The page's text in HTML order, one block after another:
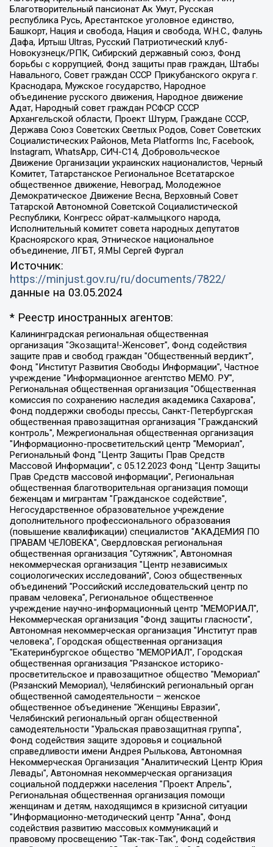
Благотворительный пансионат Ак Умут, Русская
республика Русь, Арестантское уголовное единство,
Башкорт, Нация и свобода, Нация и свобода, W.H.С., Фалунь
Дафа, Иртыш Ultras, Русский Патриотический клуб-
Новокузнецк/РПК, Сибирский державный союз, Фонд
борьбы с коррупцией, Фонд защиты прав граждан, Штабы
Навального, Совет граждан СССР Прикубанского округа г.
Краснодара, Мужское государство, Народное
объединение русского движения, Народное движение
Адат, Народный совет граждан РСФСР СССР
Архангельской области, Проект Штурм, Граждане СССР,
Держава Союз Советских Светлых Родов, Совет Советских
Социалистических Районов, Meta Platforms Inc, Facebook,
Instagram, WhatsApp, СИЧ-С14, Добровольческое
Движение Организации украинских националистов, Черный
Комитет, Татарстанское Региональное Всетатарское
общественное движение, Невоград, Молодежное
Демократическое Движение Весна, Верховный Совет
Татарской Автономной Советской Социалистической
Республики, Конгресс ойрат-калмыцкого народа,
Исполнительный комитет совета народных депутатов
Красноярского края, Этническое национальное
объединение, ЛГБТ, Я.МЫ Сергей Фургал
Источник:
https://minjust.gov.ru/ru/documents/7822/
данные на 03.05.2024
* Реестр иностранных агентов:
Калининградская региональная общественная организация "Экозащита!-Женсовет", Фонд содействия защите прав и свобод граждан "Общественный вердикт", Фонд "Институт Развития Свободы Информации", Частное учреждение "Информационное агентство МЕМО. РУ", Региональная общественная организация "Общественная комиссия по сохранению наследия академика Сахарова", Фонд поддержки свободы прессы, Санкт-Петербургская общественная правозащитная организация "Гражданский контроль", Межрегиональная общественная организация "Информационно-просветительский центр "Мемориал", Региональный Фонд "Центр Защиты Прав Средств Массовой Информации", с 05.12.2023 Фонд "Центр Защиты Прав Средств массовой информации", Региональная общественная благотворительная организация помощи беженцам и мигрантам "Гражданское содействие", Негосударственное образовательное учреждение дополнительного профессионального образования (повышение квалификации) специалистов "АКАДЕМИЯ ПО ПРАВАМ ЧЕЛОВЕКА", Свердловская региональная общественная организация "Сутяжник", Автономная некоммерческая организация "Центр независимых социологических исследований", Союз общественных объединений "Российский исследовательский центр по правам человека", Региональное общественное учреждение научно-информационный центр "МЕМОРИАЛ", Некоммерческая организация "Фонд защиты гласности", Автономная некоммерческая организация "Институт прав человека", Городская общественная организация "Екатеринбургское общество "МЕМОРИАЛ", Городская общественная организация "Рязанское историко-просветительское и правозащитное общество "Мемориал" (Рязанский Мемориал), Челябинский региональный орган общественной самодеятельности – женское общественное объединение "Женщины Евразии", Челябинский региональный орган общественной самодеятельности "Уральская правозащитная группа", Фонд содействия защите здоровья и социальной справедливости имени Андрея Рылькова, Автономная Некоммерческая Организация "Аналитический Центр Юрия Левады", Автономная некоммерческая организация социальной поддержки населения "Проект Апрель", Региональная общественная организация помощи женщинам и детям, находящимся в кризисной ситуации "Информационно-методический центр "Анна", Фонд содействия развитию массовых коммуникаций и правовому просвещению "Так-так-Так", Фонд содействия устойчивому развитию "Серебряная тайга", Свердловский региональный общественный фонд социальных проектов "Новое время", "Idel.Реалии", Кавказ.Реалии, Крым.Реалии, Телеканал Настоящее Время, Татаро-башкирская служба Радио Свобода (Azatliq Radiosi), Радио Свободная Европа/Радио Свобода (PCE/PC), "Сибирь.Реалии", "Фактограф", Благотворительный фонд помощи осужденным и их семьям, Автономная некоммерческая организация "Институт глобализации и социальных движений", Фонд "В защиту прав заключенных", Частное учреждение "Центр поддержки и содействия развитию средств массовой информации", Пензенский региональный общественный благотворительный фонд "Гражданский союз", "Север.Реалии", Некоммерческая организация Фонд "Правовая инициатива", Общество с ограниченной ответственностью "Радио Свободная Европа/Радио Свобода", Чешское информационное агентство "MEDIUM-ORIENT", Красноярская региональная общественная организация "Мы против СПИДа", Камалягин Денис Николаевич, Маркелов Сергей Евгеньевич, Пономарев Лев Александрович, Савицкая Людмила Алексеевна, Автономная некоммерческая организация "Центр по работе с проблемой насилия "НАСИЛИЮ.НЕТ", Межрегиональный профессиональный союз работников здравоохранения "Альянс врачей", Юридическое лицо, зарегистрированное в Латвийской Республике, SIA "Medusa Project" (регистрационный номер 40103797863, дата регистрации 10.06.2014), Некоммерческая организация "Фонд по борьбе с коррупцией", Автономная некоммерческая организация "Институт права и публичной политики", Баданин Роман Сергеевич, Гликин Максим Александрович, Железнова Мария Михайловна, Лукьянова Юлия Сергеевна, Маетная Елизавета Витальевна, Маняхин Петр Борисович, Чуракова Ольга Владимировна, Ярош Юлия Петровна, Юридическое лицо "The Insider SIA", зарегистрированное в Риге, Латвийская Республика (дата регистрации 26.06.2015), являющееся администратором доменного имени интернет-издания "The Insider SIA", https://theins.ru, Постернак Алексей Евгеньевич, Рубин Михаил Аркадьевич, Анин Роман Александрович, Юридическое лицо Istories fonds, зарегистрированное в Латвийской Республике (регистрационный номер 50008295751, дата регистрации 24.02.2020), Великовский Дмитрий Александрович, Долинина Ирина Николаевна, Мароховская Алеся Алексеевна, Шлейнов Роман Юрьевич, Шмагун Олеся Валентиновна, Общество с ограниченной ответственностью "Альтаир 2021", Общество с ограниченной ответственностью "Вега 2021", Общество с ограниченной ответственностью "Главный редактор 2021", Общество с ограниченной ответственностью "Ромашки монолит", Важенков Артем Валерьевич, Ивановская областная общественная организация "Центр гендерных исследований", Гурман Юрий Альбертович, Медиапроект "ОВД-Инфо", Егоров Владимир Владимирович, Жилинский Владимир Александрович, Общество с ограниченной ответственностью "ЗП", Иванова София Юрьевна, Карезина Инна Павловна, Кильтау Екатерина Викторовна, Петров Алексей Викторович, Пискунов Сергей Евгеньевич, Смирнов Сергей Сергеевич, Тихонов Михаил Сергеевич, Общество с ограниченной ответственностью "ЖУРНАЛИСТ-ИНОСТРАННЫЙ АГЕНТ", Арапова Галина Юрьевна, Вольтская Татьяна Анатольевна, Американская компания "Mason G.E.S. Anonymous Foundation" (США), являющаяся владельцем интернет-издания https://mnews.world/, Компания "Stichting Bellingcat", зарегистрированная в Нидерландах (дата регистрации 11.07.2018), Захаров Андрей Вячеславович, Клепиковская Екатерина Дмитриевна, Общество с ограниченной ответственностью "МЕМО", Перл Роман Александрович, Симонов Евгений Алексеевич, Соловьева Елена Анатольевна, Сотников Даниил Владимирович, Сурначева Елизавета Дмитриевна, Автономная некоммерческая организация по защите прав человека и информированию населения "Якутия – Наше Мнение", Общество с ограниченной ответственностью "Москоу диджитал медиа", с 26.01.2023 Общество с ограниченной ответственностью "Чайка Белые сады", Ветошкина Валерия Валерьевна, Заговора Максим Александрович, Межрегиональное общественное движение "Российская ЛГБТ - сеть", Оленичев Максим Владимирович, Павлов Иван Юрьевич, Скворцова Елена Сергеевна, Общество с ограниченной ответственностью "Как бы инагент", Кочетков Игорь Викторович, Общество с ограниченной ответственностью "Честные выборы", Еланчик Олег Александрович, Общество с ограниченной ответственностью "Нобелевский призыв", Гималова Регина Эмилевна, Григорьев Андрей Валерьевич, Григорьева Алина Александровна, Ассоциация по содействию защите прав призывников, альтернативнослужащих и военнослужащих "Правозащитная группа "Гражданин.Армия.Право", Хисамова Регина Фаритовна, Автономная некоммерческая организация по реализации социально-правовых программ "Лилит", Дальневосточное общественное движение "Маяк", Санкт-Петербургская ЛГБТ-инициативная группа "Выход", Инициативная группа ЛГБТ+ "Реверс", Алексеев Андрей Викторович, Бекбулатова Таисия Львовна, Беляев Иван Михайлович, Владыкина Елена Сергеевна, Гельман Марат Александрович, Никульшина Вероника Юрьевна, Толоконникова Надежда Андреевна, Шендерович Виктор Анатольевич, Общество с ограниченной ответственностью "Данное сообщение", Общество с ограниченной ответственностью Издательский дом "Новая глава", Айнбиндер Александра Александровна, Московский комьюнити-центр для ЛГБТ+инициатив, Благотворительный фонд развития филантропии, Deutsche Welle (Германия, Kurt-Schumacher-Strasse 3, 53113 Bonn), Борзунова Мария Михайловна, Воробьев Виктор Викторович, Голубева Анна Львовна, Константинова Алла Михайловна, Малкова Ирина Владимировна, Мурадов Мурад Абдулгалимович, Осетинская Елизавета Николаевна, Понасенков Евгений Николаевич, Ганапольский Матвей Юрьевич, Киселев Евгений Алексеевич, Борухович Ирина Григорьевна, Дремин Иван Тимофеевич, Дубровский Дмитрий Викторович, Красноярская региональная общественная организация поддержки и развития альтернативных образовательных технологий и межкультурных коммуникаций "ИНТЕРРА", Маяковская Екатерина Алексеевна, Фейгин Марк Захарович, Филимонов Андрей Викторович, Дзугкоева Регина Николаевна, Доброхотов Роман Александрович, Дудь Юрий Александрович, Елкин Сергей Владимирович, Кругликов Кирилл Игоревич, Сабунаева Мария Леонидовна, Семенов Алексей Владимирович, Шаинян Карен Багратович, Шульман Екатерина Михайловна, Асафьев Артур Валерьевич, Вахштайн Виктор Семенович, Венедиктов Алексей Алексеевич, Лушникова Екатерина Евгеньевна, Волков Леонид Михайлович, Невзоров Александр Глебович, Пархоменко Сергей Борисович, Сироткин Ярослав Николаевич, Кара-Мурза Владимир Владимирович, Баранова Наталья Владимировна, Гозман Леонид Яковлевич, Кагарлицкий Борис Юльевич, Климарев Михаил Валерьевич, Милов Владимир Станиславович, Автономная некоммерческая организация Краснодарский центр современного искусства "Типография", Моргенштерн Алишер Тагирович, Соболь Любовь Эдуардовна, Общество с ограниченной ответственностью "ЛИЗА НОРМ", Каспаров Гарри Кимович, Ходорковский Михаил Борисович, Общество с ограниченной ответственностью "Апрельские тезисы", Данилович Ирина Брониславовна, Кашин Олег Владимирович, Петров Николай Владимирович, Пивоваров Алексей Владимирович, Соколов Михаил Владимирович, Цветкова Юлия Владимировна, Чичваркин Евгений Александрович, Комитет против пыток/Команда против пыток, Общество с ограниченной ответственностью "Первый научный", Общество с ограниченной ответственностью "Вертолет и ко", Белоцерковская Вероника Борисовна, Кац Максим Евгеньевич, Лазарева Татьяна Юрьевна, Шаведдинов Руслан Табризович, Яшин Илья Валерьевич, Общество с ограниченной ответственностью "Иноагент ААВ", Алешковский Дмитрий Петрович, Альбац Евгения Марковна, Быков Дмитрий Львович, Галямина Юлия Евгеньевна, Лойко Сергей Леонидович, Мартынов Кирилл Константинович, Медведев Сергей Александрович, Крашенинников Федор Геннадиевич, Гордеева Катерина Вл